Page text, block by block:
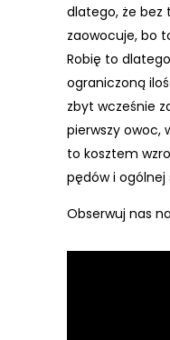
dlatego, że bez
zaowocuje, bo
Robię to
ograniczoną
zbyt wcześnie
pierwszy owoc,
to kosztem
pędów i ogólnej
Obserwuj nas na